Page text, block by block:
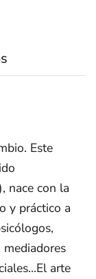
Este
nace con la
y práctico a
mediadores
arte